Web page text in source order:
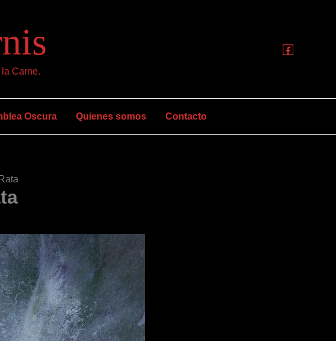
Carne.
Oscura Quienes somos Contacto